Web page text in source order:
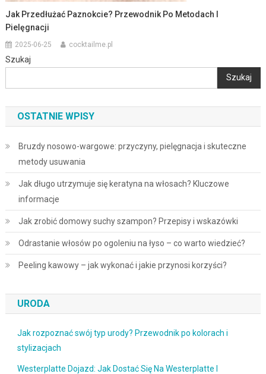
Jak Przedłużać Paznokcie? Przewodnik Po Metodach I
Pielęgnacji
2025-06-25 cocktailme.pl
Szukaj
Szukaj
OSTATNIE WPISY
Bruzdy nosowo-wargowe: przyczyny, pielęgnacja i skuteczne
metody usuwania
Jak długo utrzymuje się keratyna na włosach? Kluczowe
informacje
Jak zrobić domowy suchy szampon? Przepisy i wskazówki
Odrastanie włosów po ogoleniu na łyso – co warto wiedzieć?
Peeling kawowy – jak wykonać i jakie przynosi korzyści?
URODA
Jak rozpoznać swój typ urody? Przewodnik po kolorach i
stylizacjach
Westerplatte Dojazd: Jak Dostać Się Na Westerplatte I